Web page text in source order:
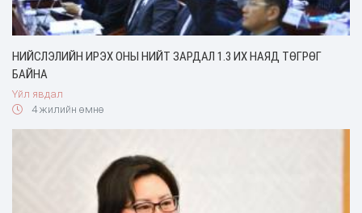
НИЙСЛЭЛИЙН ИРЭХ ОНЫ НИЙТ ЗАРДАЛ 1.3 ИХ НАЯД ТӨГРӨГ
БАЙНА
Үйл явдал
4 жилийн өмнө